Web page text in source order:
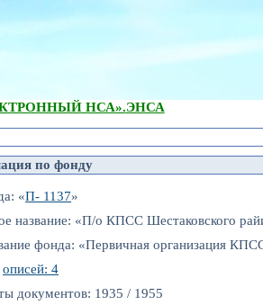
НСА».ЭНСА
по фонду
«П- 1137»
название: «П/о КПСС Шестаковского
фонда: «Первичная организация
описей: 4
документов: 1935 / 1955